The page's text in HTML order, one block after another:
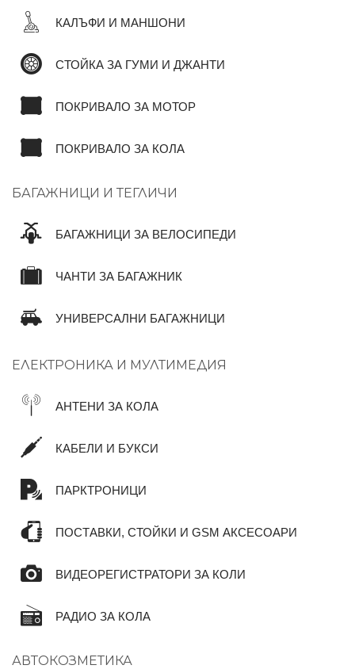
КАЛЪФИ И МАНШОНИ
СТОЙКА ЗА ГУМИ И ДЖАНТИ
ПОКРИВАЛО ЗА МОТОР
ПОКРИВАЛО ЗА КОЛА
БАГАЖНИЦИ И ТЕГЛИЧИ
БАГАЖНИЦИ ЗА ВЕЛОСИПЕДИ
ЧАНТИ ЗА БАГАЖНИК
УНИВЕРСАЛНИ БАГАЖНИЦИ
ЕЛЕКТРОНИКА И МУЛТИМЕДИЯ
АНТЕНИ ЗА КОЛА
КАБЕЛИ И БУКСИ
ПАРКТРОНИЦИ
ПОСТАВКИ, СТОЙКИ И GSM АКСЕСОАРИ
ВИДЕОРЕГИСТРАТОРИ ЗА КОЛИ
РАДИО ЗА КОЛА
АВТОКОЗМЕТИКА